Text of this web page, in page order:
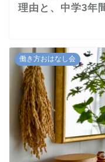
理由と、中学3年
働き方おはなし会